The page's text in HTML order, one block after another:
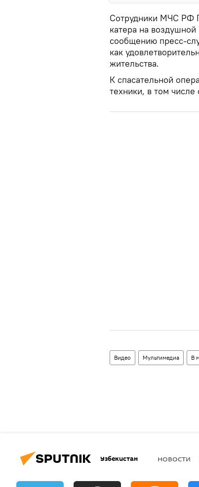
Сотрудники МЧС РФ
катера на
сообщению пресс-
как
жительства.
К спасательной
техники, в том
Видео Мультимедиа В
Узбекистан НОВОСТИ